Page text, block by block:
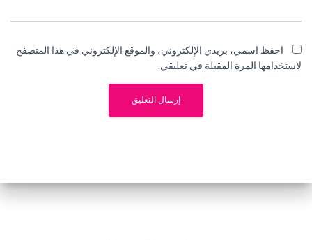
احفظ اسمي، بريدي الإلكتروني، والموقع الإلكتروني في هذا المتصفح
لاستخدامها المرة المقبلة في تعليقي.